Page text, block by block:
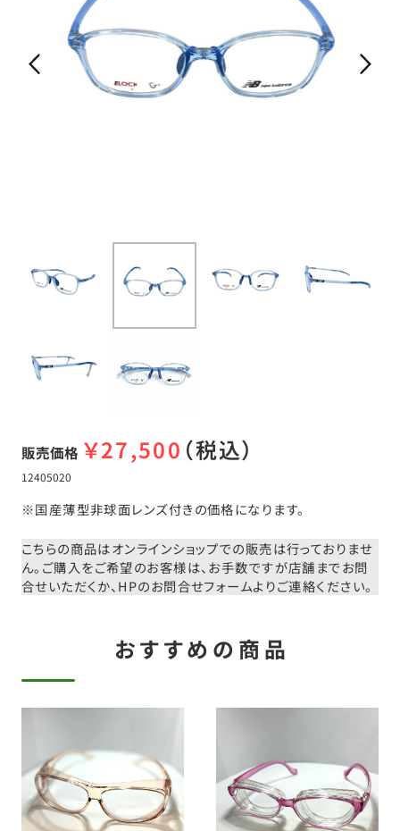
販売価格 ￥27,500 （税込）
12405020
※国産薄型非球面レンズ付きの価格になります。
こちらの商品はオンラインショップでの販売は行っておりませ
ん。 ご購入をご希望のお客様は、お手数ですが店舗までお問
合せいただくか、 HPのお問合せフォームよりご連絡ください。
おすすめの商品